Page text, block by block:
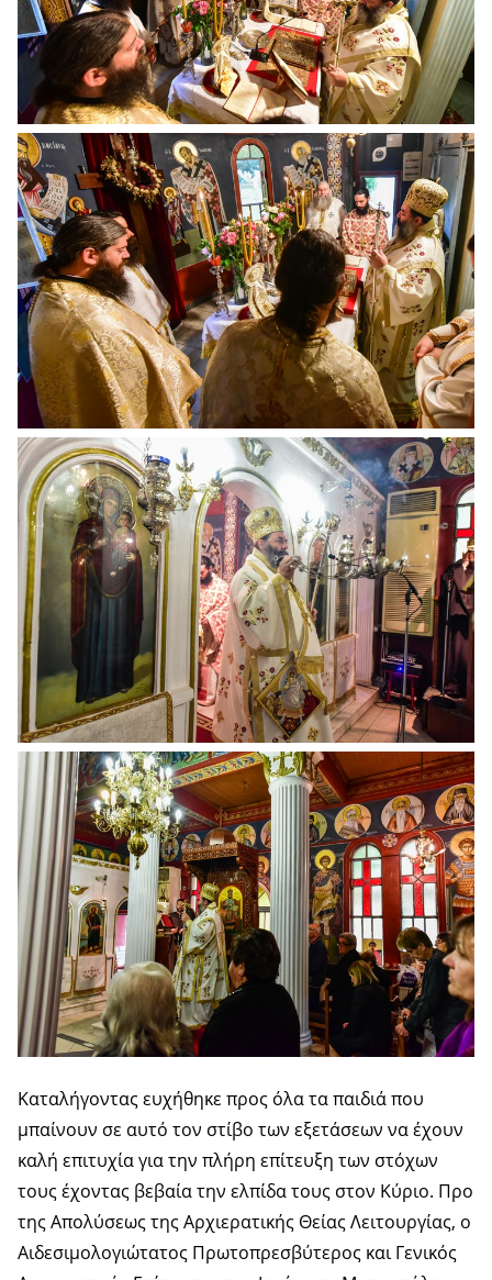
Καταλήγοντας ευχήθηκε προς όλα τα παιδιά που
μπαίνουν σε αυτό τον στίβο των εξετάσεων να έχουν
καλή επιτυχία για την πλήρη επίτευξη των στόχων
τους έχοντας βεβαία την ελπίδα τους στον Κύριο. Προ
της Απολύσεως της Αρχιερατικής Θείας Λειτουργίας, ο
Αιδεσιμολογιώτατος Πρωτοπρεσβύτερος και Γενικός